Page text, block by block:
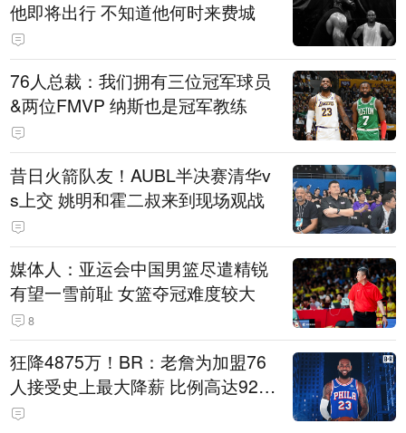
他即将出行 不知道他何时来费城
76人总裁：我们拥有三位冠军球员
&两位FMVP 纳斯也是冠军教练
昔日火箭队友！AUBL半决赛清华v
s上交 姚明和霍二叔来到现场观战
媒体人：亚运会中国男篮尽遣精锐
有望一雪前耻 女篮夺冠难度较大
8
狂降4875万！BR：老詹为加盟76
人接受史上最大降薪 比例高达92.
6%